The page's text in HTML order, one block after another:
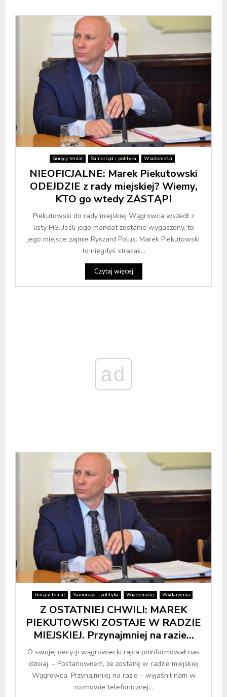
Gorący temat Samorząd i polityka Wiadomości
NIEOFICJALNE: Marek Piekutowski
ODEJDZIE z rady miejskiej? Wiemy,
KTO go wtedy ZASTĄPI
Piekutowski do rady miejskiej Wągrowca wszedł z
listy PiS. Jeśli jego mandat zostanie wygaszony, to
jego miejsce zajmie Ryszard Polus. Marek Piekutowski
to niegdyś strażak...
Czytaj więcej
ad
Gorący temat Samorząd i polityka Wiadomości Wydarzenia
Z OSTATNIEJ CHWILI: MAREK
PIEKUTOWSKI ZOSTAJE W RADZIE
MIEJSKIEJ. Przynajmniej na razie…
O swojej decyzji wągrowiecki rajca poinformował nas
dzisiaj. – Postanowiłem, że zostanę w radzie miejskiej
Wągrowca. Przynajmniej na razie – wyjaśnił nam w
rozmowie telefonicznej...